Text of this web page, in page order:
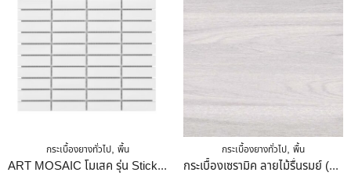
กระเบื้องยางทั่วไป, พื้น
ART MOSAIC โมเสค รุ่น Stick Matte White ขนาด 298 X 294 X 5.5 Mm.
กระเบื้องยางทั่วไป, พื้น
กระเบื้องเซรามิค ลายไม้รื่นรมย์ (หน้ามัน)30 X 30